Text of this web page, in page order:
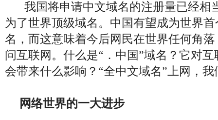
我国将申请中文域名的注册量已经相
为了世界顶级域名。中国有望成为世界
名，而这意味着今后网民在世界任何角
问互联网。什么是“．中国”域名？它对
会带来什么影响？“全中文域名”上网，
网络世界的一大进步